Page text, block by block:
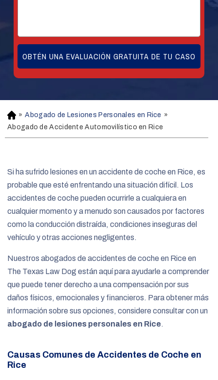
H
o
m
» Abogado de Lesiones Personales en Rice »
Abogado de Accidente Automovilístico en Rice
Si ha sufrido lesiones en un accidente de coche en Rice, es
probable que esté enfrentando una situación difícil. Los
accidentes de coche pueden ocurrirle a cualquiera en
cualquier momento y a menudo son causados por factores
como la conducción distraída, condiciones inseguras del
vehículo y otras acciones negligentes.
Nuestros abogados de accidentes de coche en Rice en
The Texas Law Dog están aquí para ayudarle a comprender
que puede tener derecho a una compensación por sus
daños físicos, emocionales y financieros. Para obtener más
información sobre sus opciones, considere consultar con un
abogado de lesiones personales en Rice.
Causas Comunes de Accidentes de Coche en
Rice